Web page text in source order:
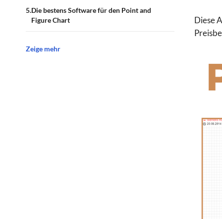
Diese
Die bestens Software für den Point and
Figure Chart
Zeige mehr